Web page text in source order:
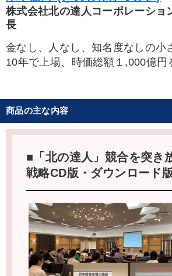
株式会社北の達人コーポレーシ
長
金なし、人なし、知名度なしの小
10年で上場、時価総額１,000億円
大阪からパソコン２台で北海道
の通販を展開。しかし、後発企業
格競争へ。売上が落ち込み、事業
心機一転、ゼロから試行錯誤の
粧品の絶対に利益が出る通販モデ
テキオリゴ」をはじめ、大ヒット
度は低いものの、新商品が出る度
沸騰。４万人の予約待ち商品が出
み出す注目企業。
商品の主な内容
■「北の達人」競合を突き
戦略CD版・ダウンロード